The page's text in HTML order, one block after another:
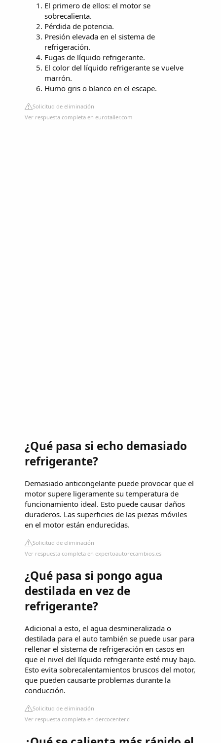
El primero de ellos: el motor se
sobrecalienta.
Pérdida de potencia.
Presión elevada en el sistema de
refrigeración.
Fugas de líquido refrigerante.
El color del líquido refrigerante se vuelve
marrón.
Humo gris o blanco en el escape.
Solicitud de eliminación
Ver respuesta completa en eurotaller.com
¿Qué pasa si echo demasiado
refrigerante?
Demasiado anticongelante puede provocar que el
motor supere ligeramente su temperatura de
funcionamiento ideal. Esto puede causar daños
duraderos. Las superficies de las piezas móviles
en el motor están endurecidas.
Solicitud de eliminación
Ver respuesta completa en expertoautorecambios.es
¿Qué pasa si pongo agua
destilada en vez de
refrigerante?
Adicional a esto, el agua desmineralizada o
destilada para el auto también se puede usar para
rellenar el sistema de refrigeración en casos en
que el nivel del líquido refrigerante esté muy bajo.
Esto evita sobrecalentamientos bruscos del motor,
que pueden causarte problemas durante la
conducción.
Solicitud de eliminación
Ver respuesta completa en dercocenter.cl